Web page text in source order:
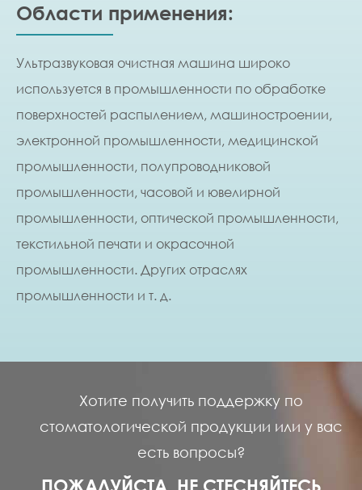
Области применения:
Ультразвуковая очистная машина широко
используется в промышленности по обработке
поверхностей распылением, машиностроении,
электронной промышленности, медицинской
промышленности, полупроводниковой
промышленности, часовой и ювелирной
промышленности, оптической промышленности,
текстильной печати и окрасочной
промышленности. Других отраслях
промышленности и т. д.
Хотите получить поддержку по
стоматологической продукции или у вас
есть вопросы?
ПОЖАЛУЙСТА, НЕ СТЕСНЯЙТЕСЬ